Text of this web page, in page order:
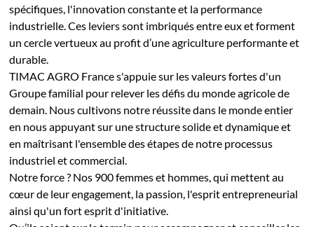
spécifiques, l'innovation constante et la performance
industrielle. Ces leviers sont imbriqués entre eux et forment
un cercle vertueux au profit d’une agriculture performante et
durable.
TIMAC AGRO France s'appuie sur les valeurs fortes d'un
Groupe familial pour relever les défis du monde agricole de
demain. Nous cultivons notre réussite dans le monde entier
en nous appuyant sur une structure solide et dynamique et
en maîtrisant l'ensemble des étapes de notre processus
industriel et commercial.
Notre force ? Nos 900 femmes et hommes, qui mettent au
cœur de leur engagement, la passion, l'esprit entrepreneurial
ainsi qu'un fort esprit d'initiative.